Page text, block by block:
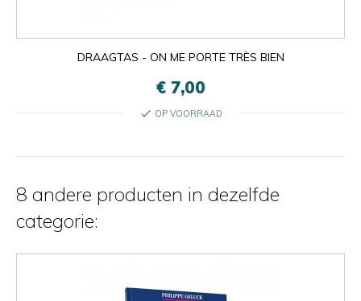
DRAAGTAS - ON ME PORTE TRÈS BIEN
€ 7,00
check OP VOORRAAD
8 andere producten in dezelfde
categorie: